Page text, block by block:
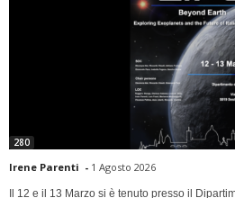
280
Irene Parenti - 1 Agosto 2026
Il 12 e il 13 Marzo si è tenuto presso il